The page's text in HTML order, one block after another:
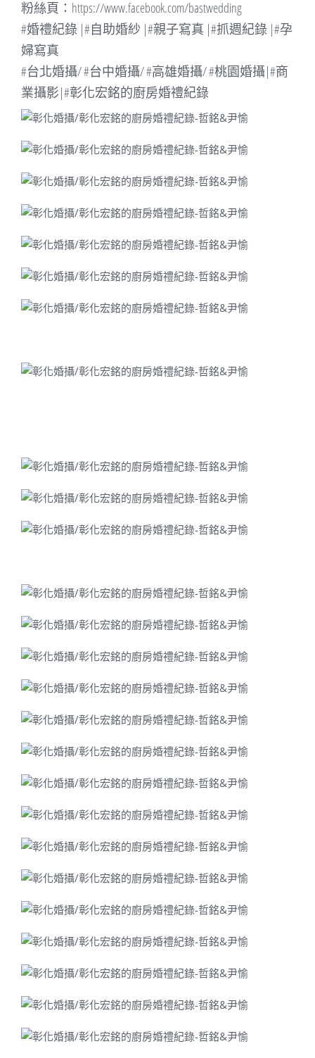
粉絲頁：https://www.facebook.com/bastwedding
#婚禮紀錄 |#自助婚紗 |#親子寫真 |#抓週紀錄 |#孕
婦寫真
#台北婚攝/ #台中婚攝/ #高雄婚攝/ #桃園婚攝|#商
業攝影|#彰化宏銘的廚房婚禮紀錄